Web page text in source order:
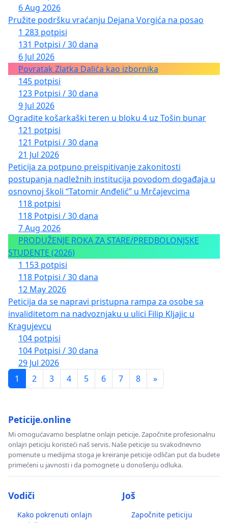
6 Aug 2026
Pružite podršku vraćanju Dejana Vorgića na posao
1 283 potpisi
131 Potpisi / 30 dana
6 Jul 2026
Povratak Zlatka Dalića kao izbornika
145 potpisi
123 Potpisi / 30 dana
9 Jul 2026
Ogradite košarkaški teren u bloku 4 uz Tošin bunar
121 potpisi
121 Potpisi / 30 dana
21 Jul 2026
Peticija za potpuno preispitivanje zakonitosti
postupanja nadležnih institucija povodom događaja u
osnovnoj školi “Tatomir Anđelić” u Mrčajevcima
118 potpisi
118 Potpisi / 30 dana
7 Aug 2026
PRODUŽENJE ROKA ZA STARE/PREDBOLONJSKE
STUDENTE (2026)
1 153 potpisi
118 Potpisi / 30 dana
12 May 2026
Peticija da se napravi pristupna rampa za osobe sa
invaliditetom na nadvoznjaku u ulici Filip Kljajic u
Kragujevcu
104 potpisi
104 Potpisi / 30 dana
29 Jul 2026
1
2 3 4 5 6 7 8 »
Peticije.online
Mi omogućavamo besplatne onlajn peticije. Započnite profesionalnu
onlajn peticiju koristeći naš servis. Naše peticije su svakodnevno
pomenute u medijima stoga je kreiranje peticije odličan put da budete
primećeni u javnosti i da pomognete u donošenju odluka.
Vodiči
Kako pokrenuti onlajn
Još
Započnite peticiju